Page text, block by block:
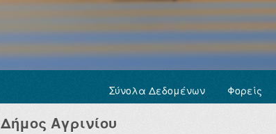
Σύνολα Δεδομένων Φορείς
Δήμος Αγρινίου